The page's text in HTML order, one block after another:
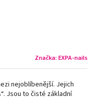
Značka: EXPA-nails
nejoblíbenější. Jejich
“. Jsou to čisté základní